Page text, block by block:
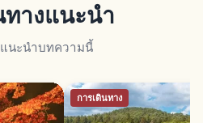
ทางแนะนำ
แนะนำบทความนี้
การเดินทาง